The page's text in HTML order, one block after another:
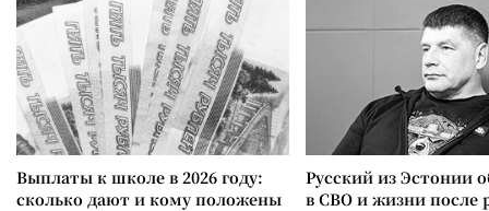
Выплаты к школе в 2026 году:
сколько дают и кому положены
Русский из Эстонии
в СВО и жизни после